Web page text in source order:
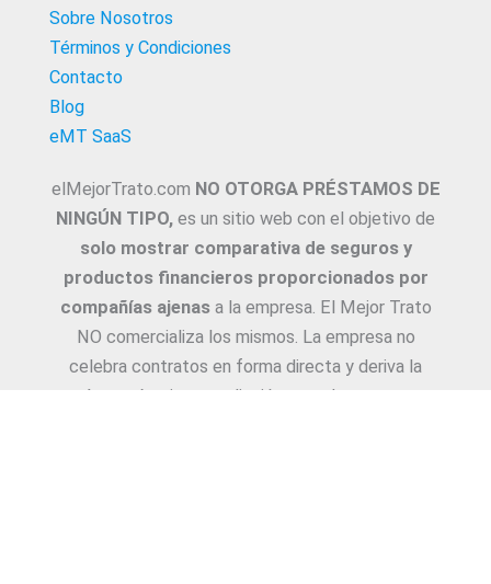
Sobre Nosotros
Términos y Condiciones
Contacto
Blog
eMT SaaS
elMejorTrato.com NO OTORGA PRÉSTAMOS DE
NINGÚN TIPO, es un sitio web con el objetivo de
solo mostrar comparativa de seguros y
productos financieros proporcionados por
compañías ajenasa la empresa. El Mejor Trato
NO comercializa los mismos. La empresa no
celebra contratos en forma directa y deriva la
Asesoría e intermediación a productores y